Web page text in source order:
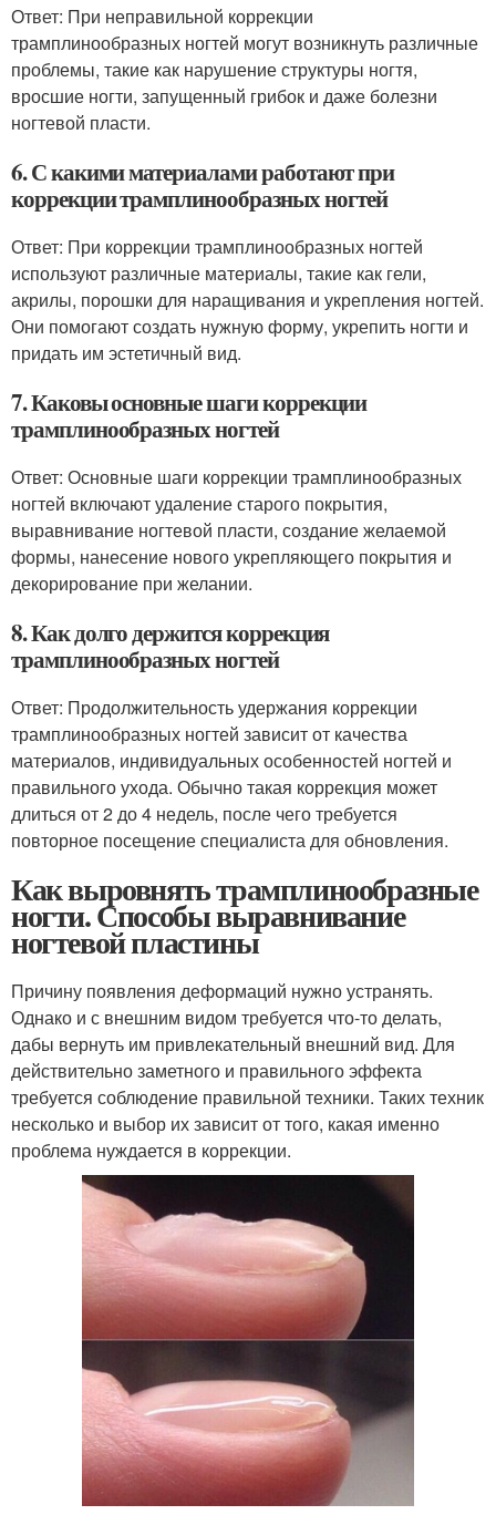
Ответ: При неправильной коррекции
трамплинообразных ногтей могут возникнуть различные
проблемы, такие как нарушение структуры ногтя,
вросшие ногти, запущенный грибок и даже болезни
ногтевой пласти.
6. С какими материалами работают при
коррекции трамплинообразных ногтей
Ответ: При коррекции трамплинообразных ногтей
используют различные материалы, такие как гели,
акрилы, порошки для наращивания и укрепления ногтей.
Они помогают создать нужную форму, укрепить ногти и
придать им эстетичный вид.
7. Каковы основные шаги коррекции
трамплинообразных ногтей
Ответ: Основные шаги коррекции трамплинообразных
ногтей включают удаление старого покрытия,
выравнивание ногтевой пласти, создание желаемой
формы, нанесение нового укрепляющего покрытия и
декорирование при желании.
8. Как долго держится коррекция
трамплинообразных ногтей
Ответ: Продолжительность удержания коррекции
трамплинообразных ногтей зависит от качества
материалов, индивидуальных особенностей ногтей и
правильного ухода. Обычно такая коррекция может
длиться от 2 до 4 недель, после чего требуется
повторное посещение специалиста для обновления.
Как выровнять трамплинообразные
ногти. Способы выравнивание
ногтевой пластины
Причину появления деформаций нужно устранять.
Однако и с внешним видом требуется что-то делать,
дабы вернуть им привлекательный внешний вид. Для
действительно заметного и правильного эффекта
требуется соблюдение правильной техники. Таких техник
несколько и выбор их зависит от того, какая именно
проблема нуждается в коррекции.